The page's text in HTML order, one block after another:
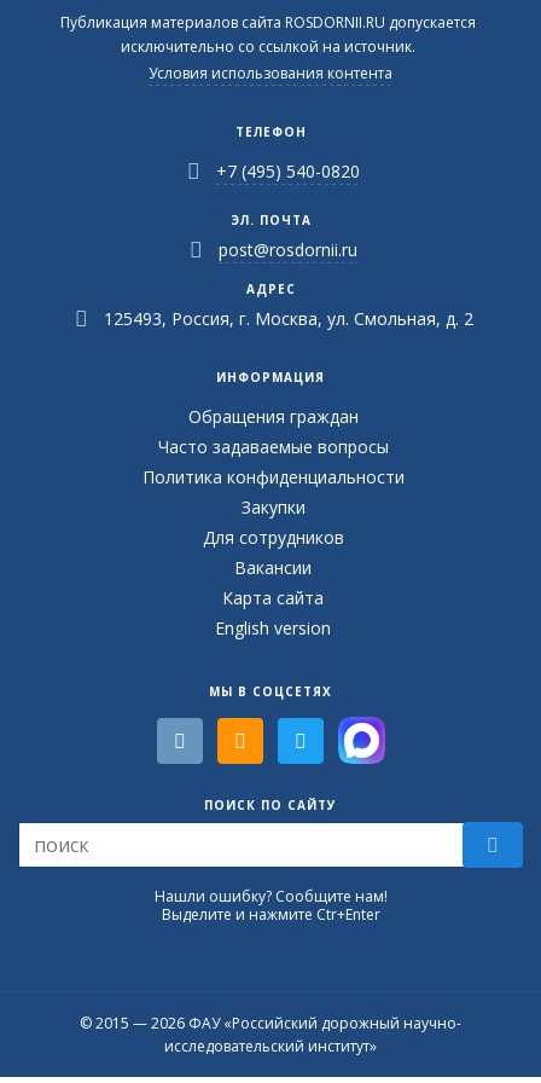
Публикация материалов сайта ROSDORNII.RU допускается
исключительно со ссылкой на источник.
Условия использования контента
ТЕЛЕФОН
+7 (495) 540-0820
ЭЛ. ПОЧТА
post@rosdornii.ru
АДРЕС
125493, Россия, г. Москва, ул. Смольная, д. 2
ИНФОРМАЦИЯ
Обращения граждан
Часто задаваемые вопросы
Политика конфиденциальности
Закупки
Для сотрудников
Вакансии
Карта сайта
English version
МЫ В СОЦСЕТЯХ
ПОИСК ПО САЙТУ
Нашли ошибку? Сообщите нам!
Выделите и нажмите Ctr+Enter
© 2015 — 2026 ФАУ «Российский дорожный научно-
исследовательский институт»